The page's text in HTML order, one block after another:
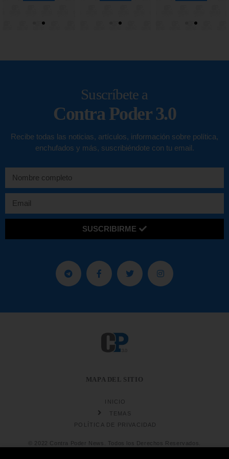
Suscríbete a
Contra Poder 3.0
Recibe todas las noticias, artículos, información sobre política,
enchufados y más, suscribiéndote con tu email.
SUSCRIBIRME
MAPA DEL SITIO
INICIO
TEMAS
POLÍTICA DE PRIVACIDAD
© 2022 Contra Poder News. Todos los Derechos Reservados.